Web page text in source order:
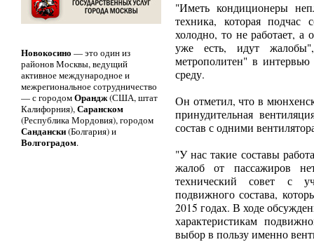
"Иметь кондиционеры
техника, которая подчас
холодно, то не работает,
уже есть, идут
метрополитен" в интервью
среду.
Он отметил, что в
принудительная
состав с одними
"У нас такие составы
жалоб от пассажиров
технический совет с
подвижного состава,
2015 годах. В ходе
характеристикам
выбор в пользу именно
Новокосино — это один из
районов Москвы, ведущий
активное международное и
межрегиональное сотрудничество
— с городомОрандж(США, штат
Калифорния),Саранском
(Республика Мордовия), городом
Сандански(Болгария) и
Волгоградом.